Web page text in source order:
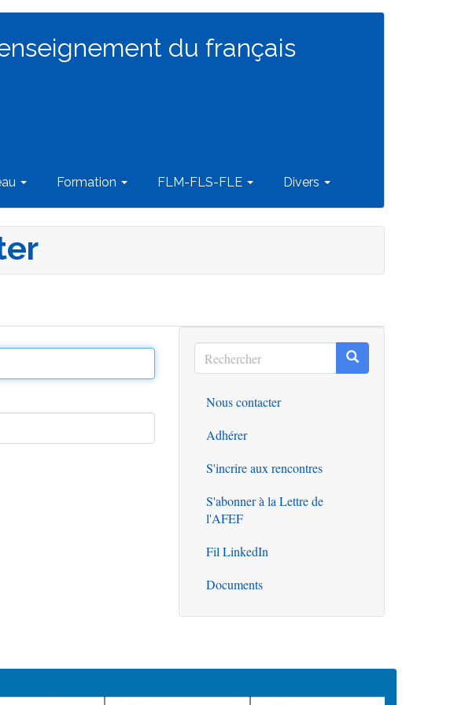
du français
Formation FLM-FLS-FLE Divers
Rechercher
Rechercher Rechercher
Outils
Nous contacter
Adhérer
S'incrire aux rencontres
S'abonner à la Lettre de
l'AFEF
Fil LinkedIn
Documents